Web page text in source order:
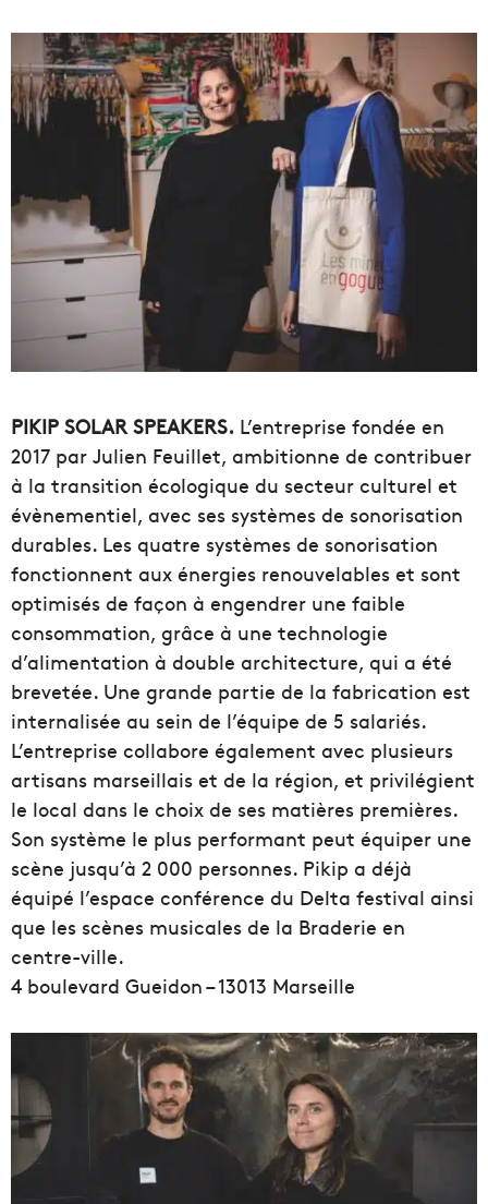
PIKIP SOLAR SPEAKERS. L’entreprise fondée en
2017 par Julien Feuillet, ambitionne de contribuer
à la transition écologique du secteur culturel et
évènementiel, avec ses systèmes de sonorisation
durables. Les quatre systèmes de sonorisation
fonctionnent aux énergies renouvelables et sont
optimisés de façon à engendrer une faible
consommation, grâce à une technologie
d’alimentation à double architecture, qui a été
brevetée. Une grande partie de la fabrication est
internalisée au sein de l’équipe de 5 salariés.
L’entreprise collabore également avec plusieurs
artisans marseillais et de la région, et privilégient
le local dans le choix de ses matières premières.
Son système le plus performant peut équiper une
scène jusqu’à 2 000 personnes. Pikip a déjà
équipé l’espace conférence du Delta festival ainsi
que les scènes musicales de la Braderie en
centre-ville.
4 boulevard Gueidon – 13013 Marseille